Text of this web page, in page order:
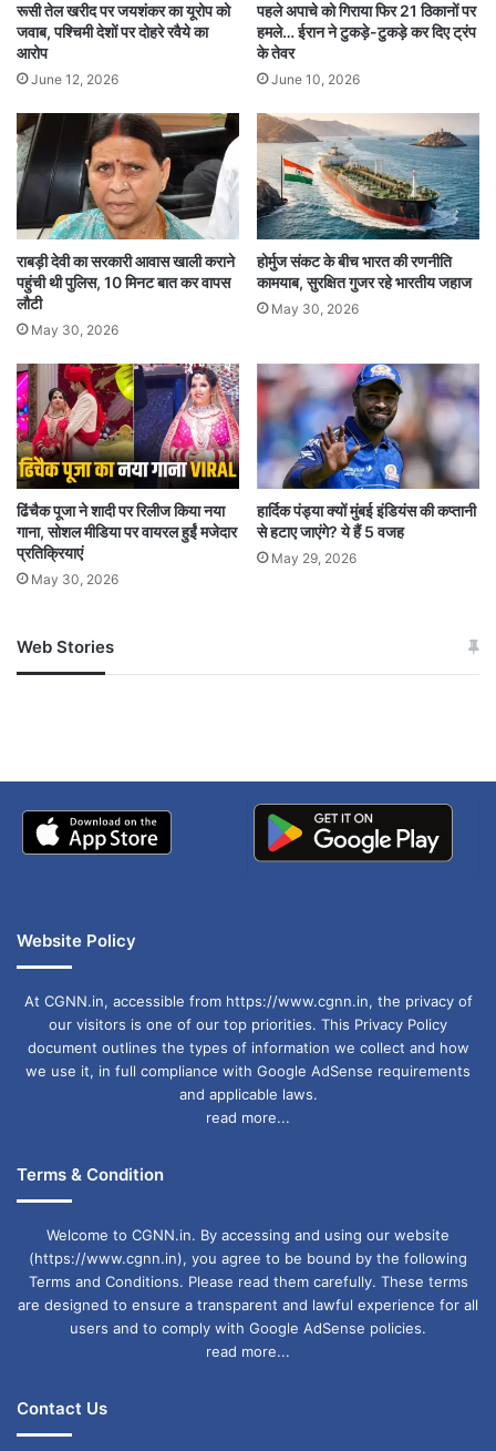
लेकिन भारत में इसके मामलों में कोई असामान्य वृद्धि नहीं पाई
गई है।
HealthUpdate HMPV HMPVCases
HumanMetapneumovirus
IndiaHealthAlert Maharashtra
Nagpur
SuspectedCases VirusAlert
इंडिया हेल्थ अलर्ट एचएमपीवी एचएमपीवी मामले
नागपुर महाराष्ट्र वायरस अलर्ट
श्वसन संक्रमण संदिग्ध मामले हेल्थ अपडेट
रूसी तेल खरीद पर जयशंकर का यूरोप को
जवाब, पश्चिमी देशों पर दोहरे रवैये का
आरोप
June 12, 2026
पहले अपाचे को गिराया फिर 21 ठिकानों पर
हमले… ईरान ने टुकड़े-टुकड़े कर दिए ट्रंप
के तेवर
June 10, 2026
राबड़ी देवी का सरकारी आवास खाली कराने
पहुंची थी पुलिस, 10 मिनट बात कर वापस
लौटी
May 30, 2026
होर्मुज संकट के बीच भारत की रणनीति
कामयाब, सुरक्षित गुजर रहे भारतीय जहाज
May 30, 2026
ढिंचैक पूजा ने शादी पर रिलीज किया नया
गाना, सोशल मीडिया पर वायरल हुईं मजेदार
प्रतिक्रियाएं
May 30, 2026
हार्दिक पंड्या क्यों मुंबई इंडियंस की कप्तानी
से हटाए जाएंगे? ये हैं 5 वजह
May 29, 2026
Web Stories
जम्मू-कश्मीर में बारिश से
अपडेट
खाई में धक्का… आरोपियों ने
Website Policy
At CGNN.in, accessible from https://www.cgnn.in, the privacy of
our visitors is one of our top priorities. This Privacy Policy
document outlines the types of information we collect and how
we use it, in full compliance with Google AdSense requirements
and applicable laws.
read more...
Terms & Condition
Welcome to CGNN.in. By accessing and using our website
(https://www.cgnn.in), you agree to be bound by the following
Terms and Conditions. Please read them carefully. These terms
are designed to ensure a transparent and lawful experience for all
users and to comply with Google AdSense policies.
read more...
Contact Us